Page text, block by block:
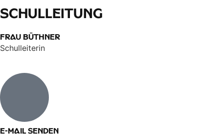
Schulleitung
Frau Büthner
Schulleiterin
E-Mail senden​